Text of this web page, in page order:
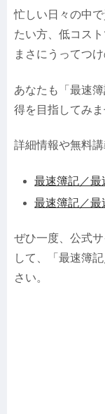
忙しい日々の中
たい方、低コス
まさにうってつ
あなたも「最速
得を目指してみま
詳細情報や無料
最速簿記／最
最速簿記／最
ぜひ一度、公式
して、「最速簿
さい。